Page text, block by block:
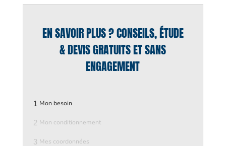
EN SAVOIR PLUS ? CONSEILS, ÉTUDE
& DEVIS GRATUITS ET SANS
ENGAGEMENT
1 Mon besoin
2 Mon conditionnement
3 Mes coordonnées